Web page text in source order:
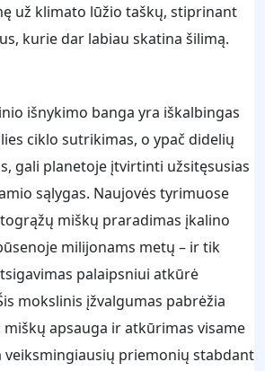
už klimato lūžio taškų, stiprinant
kurie dar labiau skatina šilimą.
išnykimo banga yra iškalbingas
ciklo sutrikimas, o ypač didelių
gali planetoje įtvirtinti užsitęsusias
sąlygas. Naujovės tyrimuose
miškų praradimas įkalino
milijonams metų – ir tik
palaipsniui atkūrė
mokslinis įžvalgumas pabrėžia
miškų apsauga ir atkūrimas visame
veiksmingiausių priemonių stabdant